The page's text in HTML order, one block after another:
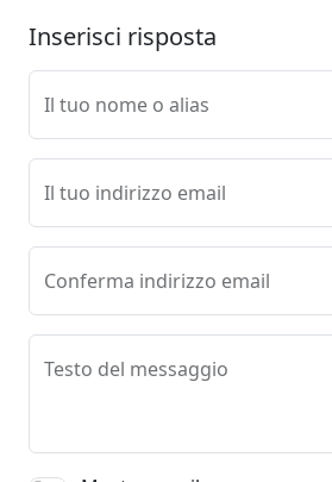
Inserisci risposta
Il tuo nome o alias
Il tuo indirizzo email
Conferma indirizzo email
Testo del messaggio